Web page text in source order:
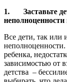
1. Заставьте
неполноценности
Все дети, так или
ребенка,
зависимостью от
детства –